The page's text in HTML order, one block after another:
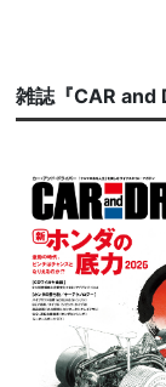
雑誌『CAR and